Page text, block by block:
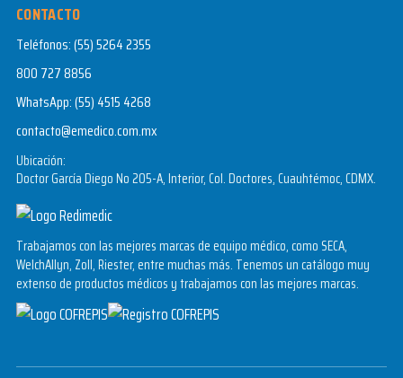
CONTACTO
Teléfonos:(55) 5264 2355
800 727 8856
WhatsApp:(55) 4515 4268
contacto@emedico.com.mx
Ubicación:
Doctor García Diego No 205-A, Interior, Col. Doctores, Cuauhtémoc, CDMX.
Trabajamos con las mejores marcas de equipo médico, como SECA,
WelchAllyn, Zoll, Riester, entre muchas más. Tenemos un catálogo muy
extenso de productos médicos y trabajamos con las mejores marcas.